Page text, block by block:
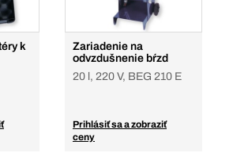
k
Zariadenie na
odvzdušnenie bŕzd
20 l, 220 V, BEG 210 E
Prihlásiť sa a zobraziť
ceny